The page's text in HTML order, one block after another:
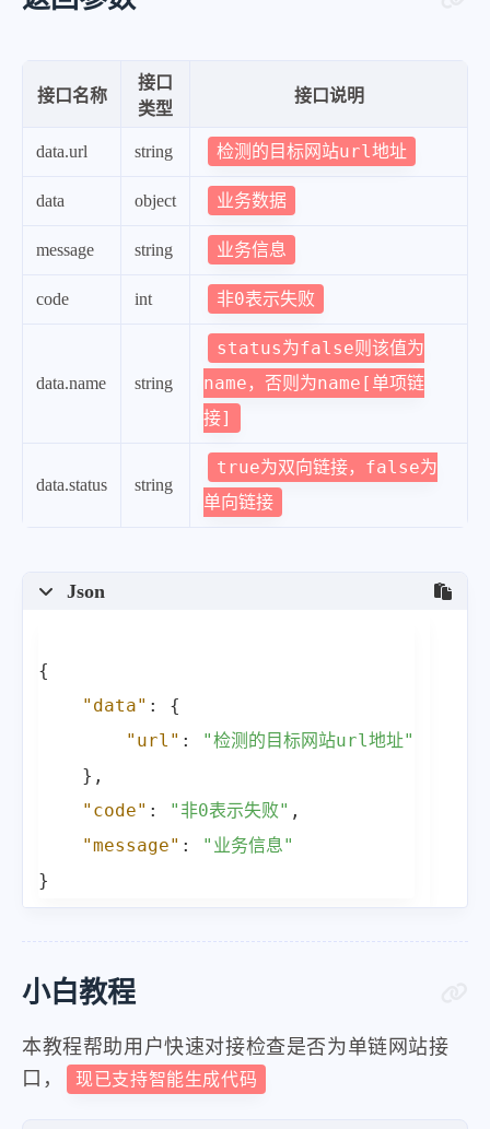
接口名称
接口
类型
接口说明
data.url string 检测的目标网站url地址
data object 业务数据
message string 业务信息
code int 非0表示失败
data.name string
status为false则该值为
name，否则为name[单项链
接]
data.status string
true为双向链接，false为
单向链接
Json
{
"data" :
{
"url" :
"检测的目标网站url地址"
} ,
"code" : "非0表示失败" ,
"message" :
"业务信息"
}
小白教程
本教程帮助用户快速对接检查是否为单链网站接
口，
现已支持智能生成代码